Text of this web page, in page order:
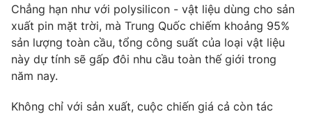
Chẳng hạn như với polysilicon - vật liệu dùng cho sản
xuất pin mặt trời, mà Trung Quốc chiếm khoảng 95%
sản lượng toàn cầu, tổng công suất của loại vật liệu
này dự tính sẽ gấp đôi nhu cầu toàn thế giới trong
năm nay.
Không chỉ với sản xuất, cuộc chiến giá cả còn tác